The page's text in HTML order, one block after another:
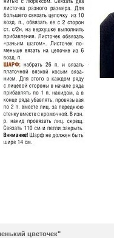
цветочек"